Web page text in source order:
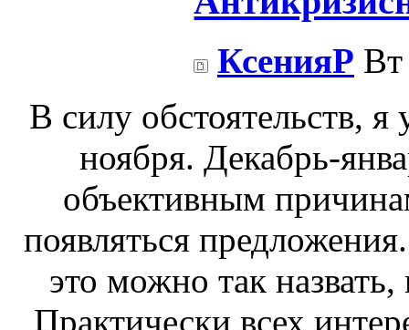
КсенияР
В силу обстоятельств, я
ноября. Декабрь-
объективным
появляться
это можно так
Практически всех